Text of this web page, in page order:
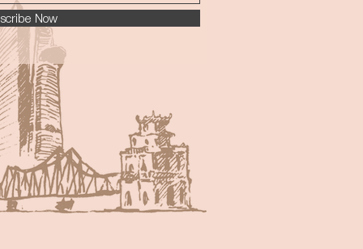
Now